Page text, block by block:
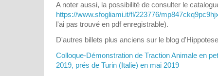
A noter aussi, la possibilité de consulter le
https://www.sfogliami.it/fl/223776/
l'ai pas trouvé en pdf enregistrable).
D'autres billets plus anciens sur le blog
Colloque-Démonstration de Traction Animale en
2019, prés de Turin (Italie) en mai 2019